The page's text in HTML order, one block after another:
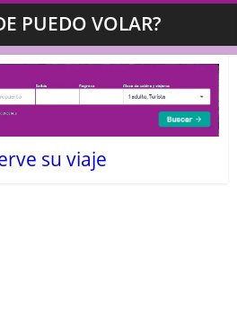
PUEDO VOLAR?
su viaje